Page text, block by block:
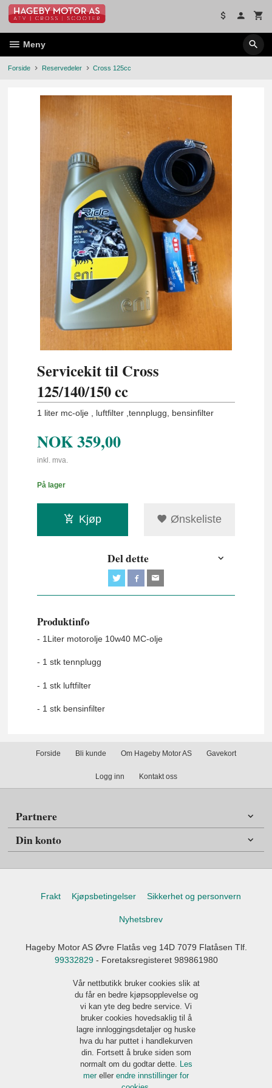
Gå
innholdet
Meny
Forside Reservedeler Cross 125cc
Servicekit til Cross
125/140/150 cc
1 liter mc-olje , luftfilter ,tennplugg, bensinfilter
NOK359,00
inkl. mva.
På lager
Kjøp Ønskeliste
Del dette
Produktinfo
- 1Liter motorolje 10w40 MC-olje
- 1 stk tennplugg
- 1 stk luftfilter
- 1 stk bensinfilter
Forside Bli kunde Om Hageby Motor AS Gavekort
Logg inn Kontakt oss
Partnere
Din konto
Frakt Kjøpsbetingelser Sikkerhet og personvern
Nyhetsbrev
Hageby Motor AS Øvre Flatås veg 14D 7079 Flatåsen Tlf.
99332829- Foretaksregisteret 989861980
Vår nettbutikk bruker cookies slik at
du får en bedre kjøpsopplevelse og
vi kan yte deg bedre service. Vi
bruker cookies hovedsaklig til å
lagre innloggingsdetaljer og huske
hva du har puttet i handlekurven
din. Fortsett å bruke siden som
normalt om du godtar dette.
Les
mer eller endre innstillinger for